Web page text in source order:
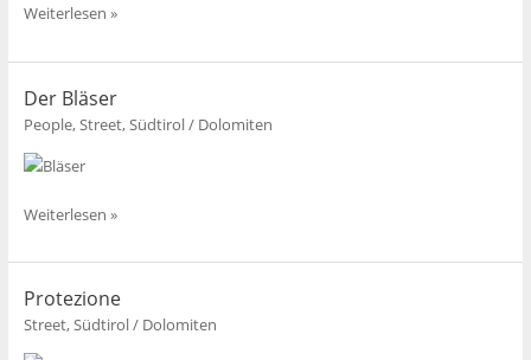
Upper
Weiterlesen »
Der Bläser
People,Street,Südtirol / Dolomiten
Der
Weiterlesen »
Protezione
Street,Südtirol / Dolomiten